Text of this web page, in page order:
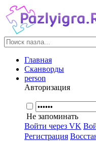
Главная
Сканворды
person
Авторизация
Не запоминать
Войти через VK
Регистрация